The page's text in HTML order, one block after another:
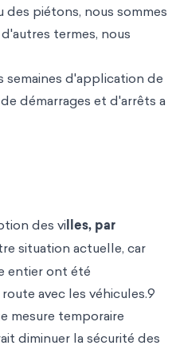
piétons, nous sommes
termes, nous
semaines d'application de
démarrages et d'arrêts a
des villes, par
situation actuelle, car
entier ont été
avec les véhicules.9
mesure temporaire
diminuer la sécurité des